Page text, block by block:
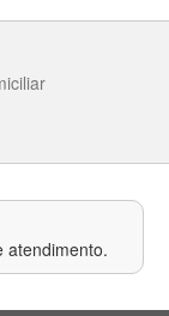
atendimento.